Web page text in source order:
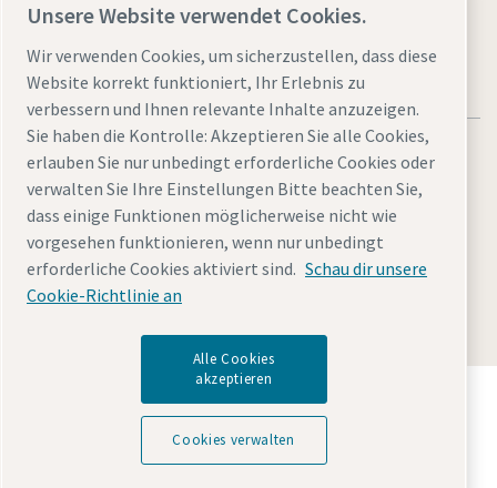
Rechtliche Hinweise und Datenschutzerklärung
Cookies verwaltenBarrierefreiheitSitemap
Entdecken Sie, wie die Atlas Copco Group
Technologien ermöglicht, die die Zukunft verändern.
Besuchen Sie die Website der Atlas Copco Group
Unsere Website verwendet Cookies.
Wir verwenden Cookies, um sicherzustellen, dass diese
Website korrekt funktioniert, Ihr Erlebnis zu
verbessern und Ihnen relevante Inhalte anzuzeigen.
Sie haben die Kontrolle: Akzeptieren Sie alle Cookies,
erlauben Sie nur unbedingt erforderliche Cookies oder
verwalten Sie Ihre Einstellungen Bitte beachten Sie,
dass einige Funktionen möglicherweise nicht wie
vorgesehen funktionieren, wenn nur unbedingt
erforderliche Cookies aktiviert sind. Schau dir unsere
Cookie-Richtlinie an
Alle Cookies
akzeptieren
Cookies verwalten